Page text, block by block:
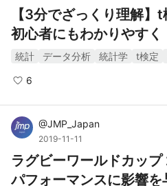
【3分でざっくり理解
初心者にもわかりやすく
統計 データ分析 統計学 t検定
6
@JMP_Japan
2019-11-11
ラグビーワールドカッ
パフォーマンスに影響